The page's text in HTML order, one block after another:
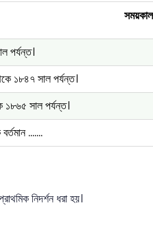
সময়কাল
পর্যন্ত।
১৮৪৭ সাল পর্যন্ত।
সাল পর্যন্ত।
.......
নিদর্শন ধরা হয়।